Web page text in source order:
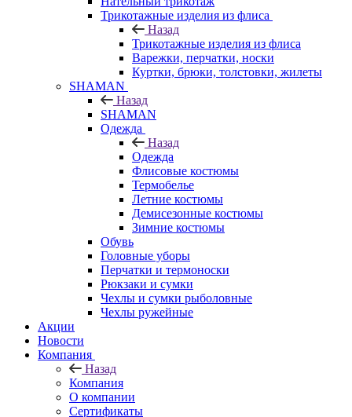
Трикотажные изделия из флиса
Назад
Трикотажные изделия из флиса
Варежки, перчатки, носки
Куртки, брюки, толстовки, жилеты
SHAMAN
Назад
SHAMAN
Одежда
Назад
Одежда
Флисовые костюмы
Термобелье
Летние костюмы
Демисезонные костюмы
Зимние костюмы
Обувь
Головные уборы
Перчатки и термоноски
Рюкзаки и сумки
Чехлы и сумки рыболовные
Чехлы ружейные
Акции
Новости
Компания
Назад
Компания
О компании
Сертификаты